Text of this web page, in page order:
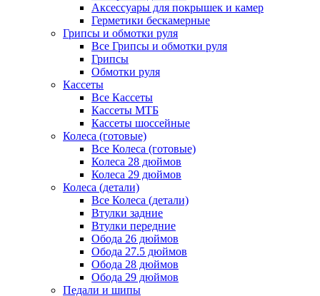
Аксессуары для покрышек и камер
Герметики бескамерные
Грипсы и обмотки руля
Все Грипсы и обмотки руля
Грипсы
Обмотки руля
Кассеты
Все Кассеты
Кассеты МТБ
Кассеты шоссейные
Колеса (готовые)
Все Колеса (готовые)
Колеса 28 дюймов
Колеса 29 дюймов
Колеса (детали)
Все Колеса (детали)
Втулки задние
Втулки передние
Обода 26 дюймов
Обода 27.5 дюймов
Обода 28 дюймов
Обода 29 дюймов
Педали и шипы